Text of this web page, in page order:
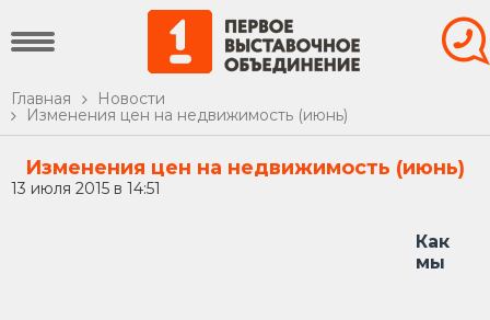
Главная
Новости
Изменения цен на недвижимость (июнь)
Изменения цен на недвижимость (июнь)
13 июля 2015 в 14:51
Как
мы